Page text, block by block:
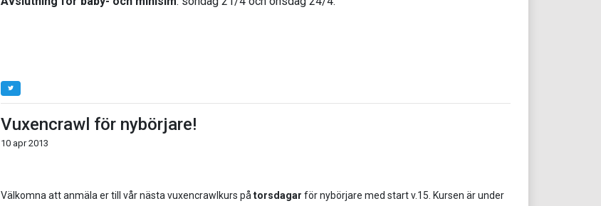
Vuxencrawl för nybörjare!
10 apr 2013
Välkomna att anmäla er till vår nästa vuxencrawlkurs påtorsdagar för nybörjare med start v.15. Kursen är under